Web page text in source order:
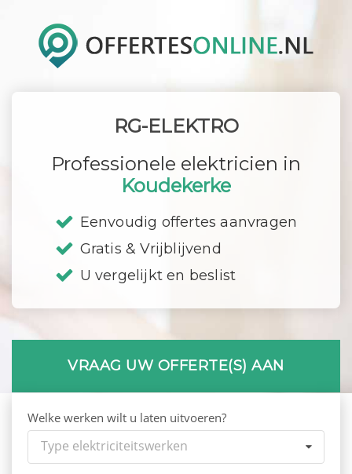
RG-ELEKTRO
Professionele elektricien in
Koudekerke
Eenvoudig offertes aanvragen
Gratis & Vrijblijvend
U vergelijkt en beslist
VRAAG UW OFFERTE(S) AAN
Welke werken wilt u laten uitvoeren?
Type elektriciteitswerken